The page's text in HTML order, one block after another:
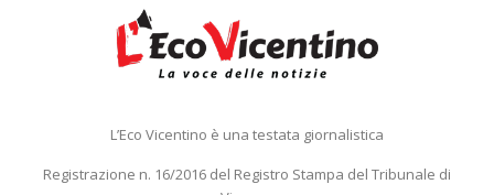
L’Eco Vicentino è una testata giornalistica
Registrazione n. 16/2016 del Registro Stampa del Tribunale di